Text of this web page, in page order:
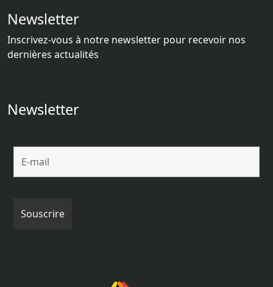
Newsletter
Inscrivez-vous à notre newsletter pour recevoir nos
dernières actualités
Newsletter